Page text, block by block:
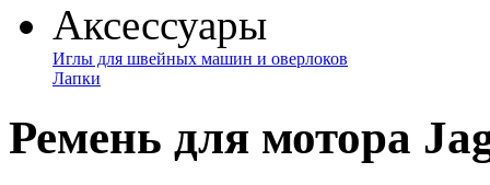
Аксессуары
Иглы для швейных машин и оверлоков
Лапки
Ремень для мотора